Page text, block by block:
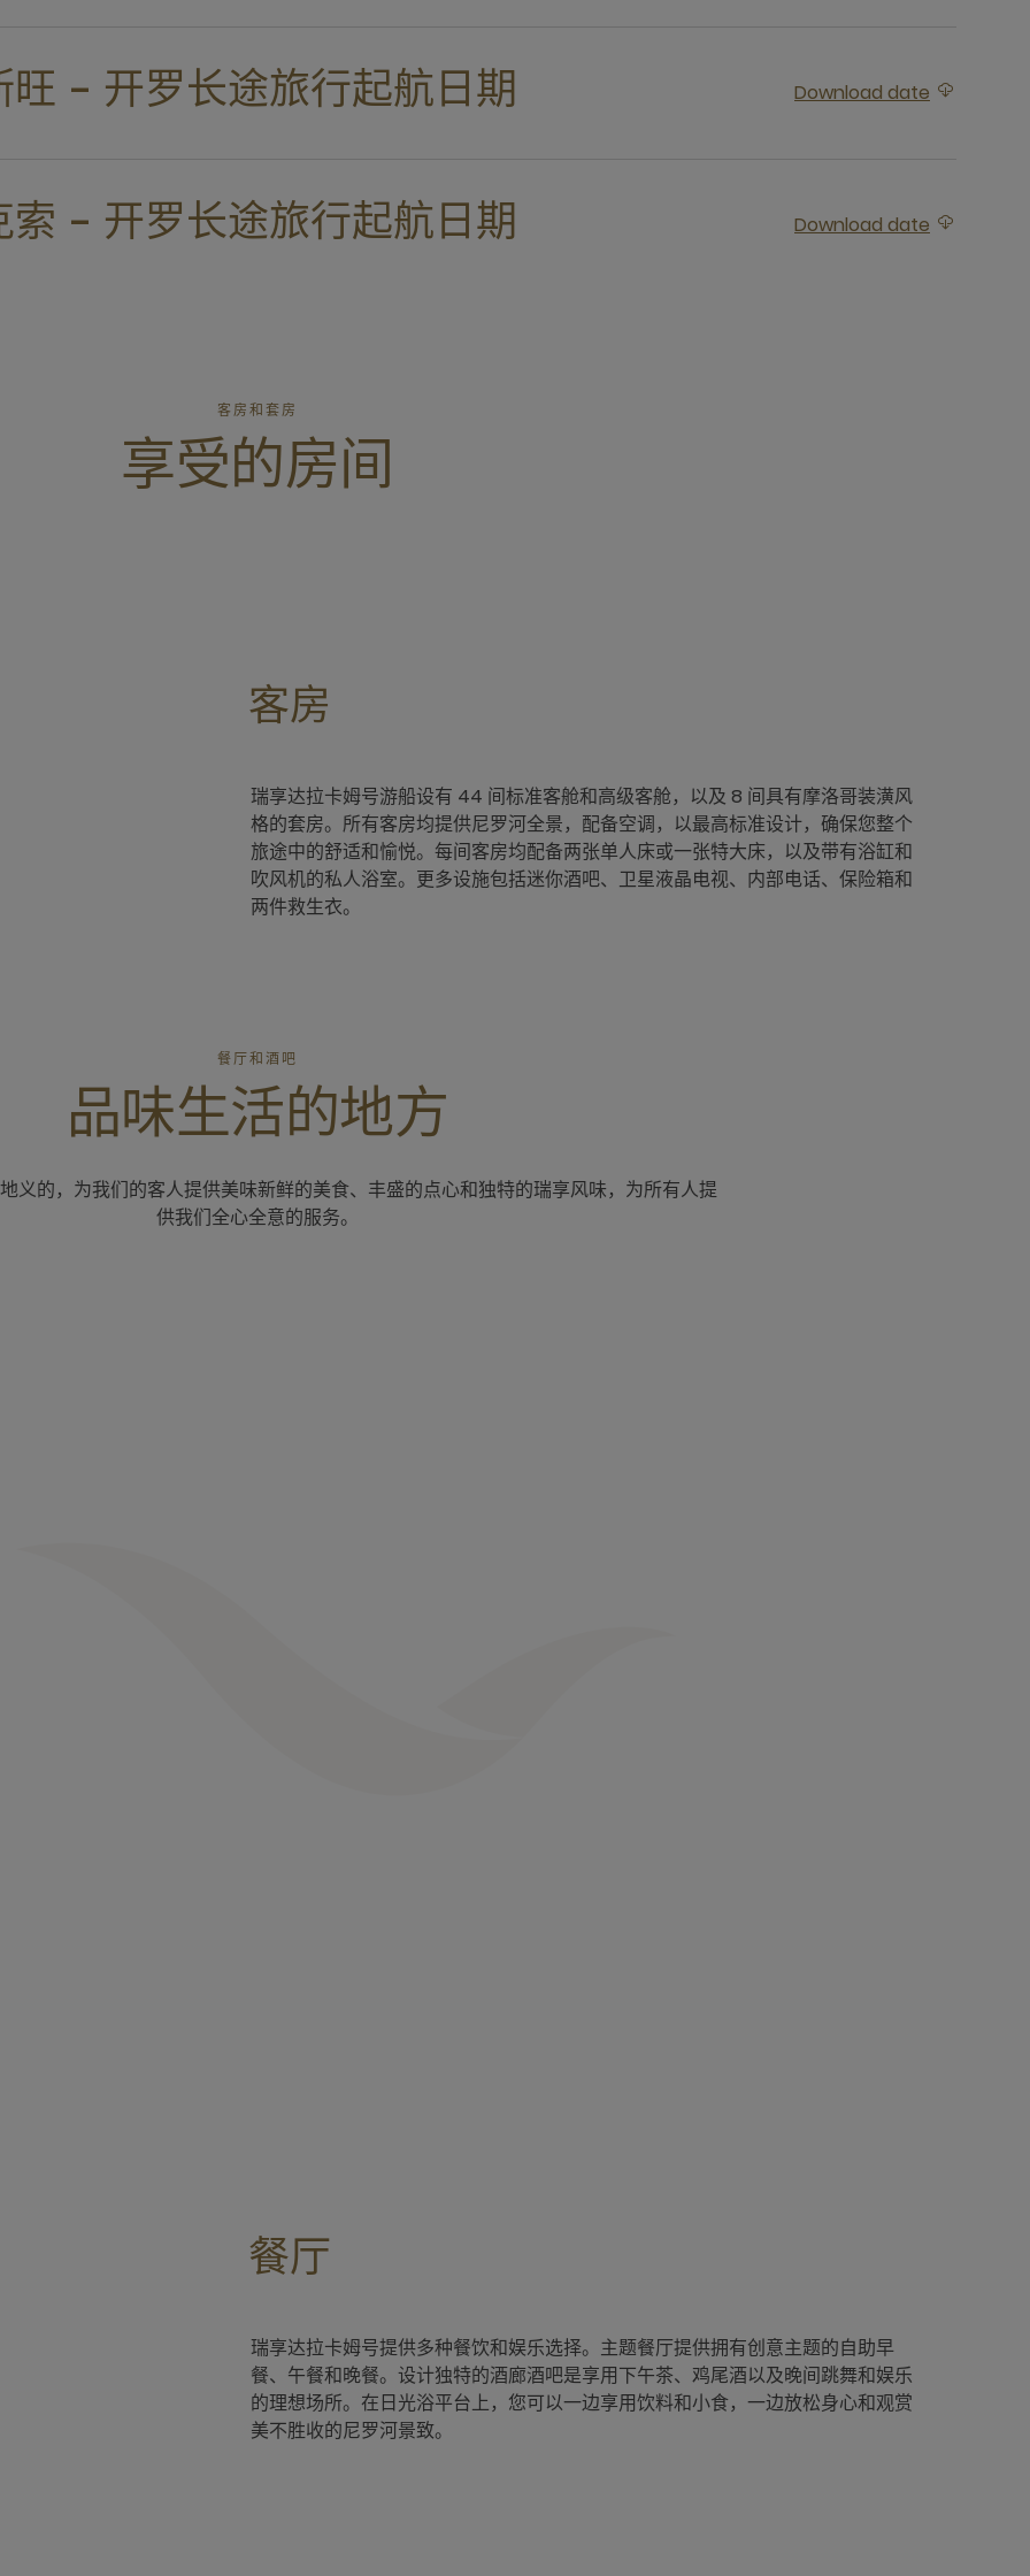
- 开罗长途旅行起航日期 Download date
下载附件2022 年达拉卡姆号阿斯旺 - 开罗长途旅行起航日期
- 开罗长途旅行起航日期 Download date
下载附件2022 年达拉卡姆号卢克索 - 开罗长途旅行起航日期
客房和套房
享受的房间
客房
瑞享达拉卡姆号游船设有 44 间标准客舱和高级客舱，以及 8 间具有摩洛哥装潢风
格的套房。所有客房均提供尼罗河全景，配备空调，以最高标准设计，确保您整个
旅途中的舒适和愉悦。每间客房均配备两张单人床或一张特大床，以及带有浴缸和
吹风机的私人浴室。更多设施包括迷你酒吧、卫星液晶电视、内部电话、保险箱和
两件救生衣。
餐厅和酒吧
品味生活的地方
义的，为我们的客人提供美味新鲜的美食、丰盛的点心和独特的瑞享风味，为所有人提
供我们全心全意的服务。
餐厅
瑞享达拉卡姆号提供多种餐饮和娱乐选择。主题餐厅提供拥有创意主题的自助早
餐、午餐和晚餐。设计独特的酒廊酒吧是享用下午茶、鸡尾酒以及晚间跳舞和娱乐
的理想场所。在日光浴平台上，您可以一边享用饮料和小食，一边放松身心和观赏
美不胜收的尼罗河景致。